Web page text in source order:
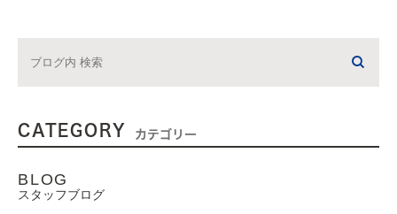
CATEGORY カテゴリー
BLOG
スタッフブログ